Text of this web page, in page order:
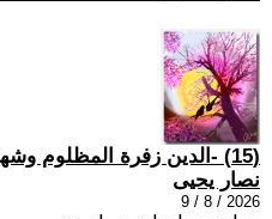
(15) -الدين زفرة المظلوم وشهقة المكلوم-[1]
نصار يحيى
2026 / 8 / 9